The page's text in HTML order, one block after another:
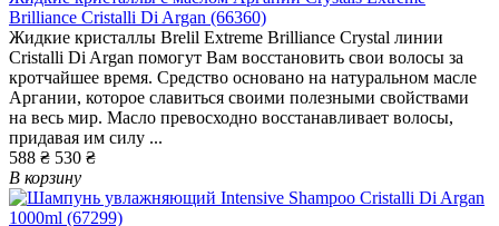
Brilliance Cristalli Di Argan (66360)
Жидкие кристаллы Brelil Extreme Brilliance Crystal линии
Cristalli Di Argan помогут Вам восстановить свои волосы за
кротчайшее время. Средство основано на натуральном масле
Аргании, которое славиться своими полезными свойствами
на весь мир. Масло превосходно восстанавливает волосы,
придавая им силу ...
588 ₴ 530 ₴
В корзину